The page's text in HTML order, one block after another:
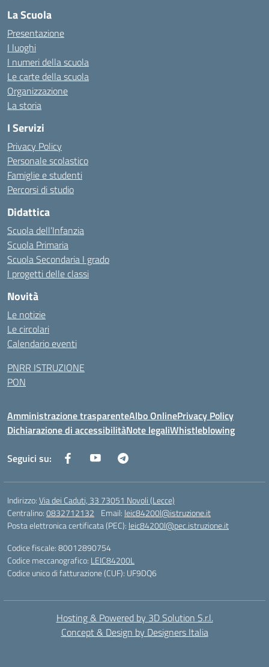
La Scuola
Presentazione
I luoghi
I numeri della scuola
Le carte della scuola
Organizzazione
La storia
I Servizi
Privacy Policy
Personale scolastico
Famiglie e studenti
Percorsi di studio
Didattica
Scuola dell’Infanzia
Scuola Primaria
Scuola Secondaria I grado
I progetti delle classi
Novità
Le notizie
Le circolari
Calendario eventi
PNRR ISTRUZIONE
PON
Amministrazione trasparenteAlbo OnlinePrivacy Policy
Dichiarazione di accessibilitàNote legaliWhistleblowing
Seguici su:
Indirizzo:Via dei Caduti, 33 73051 Novoli (Lecce)
Centralino:0832712132 Email: leic84200l@istruzione.it
Posta elettronica certificata (PEC): leic84200l@pec.istruzione.it
Codice fiscale: 80012890754
Codice meccanografico: LEIC84200L
Codice unico di fatturazione (CUF): UF9DQ6
Hosting & Powered by 3D Solution S.r.l.
Concept & Design by Designers Italia